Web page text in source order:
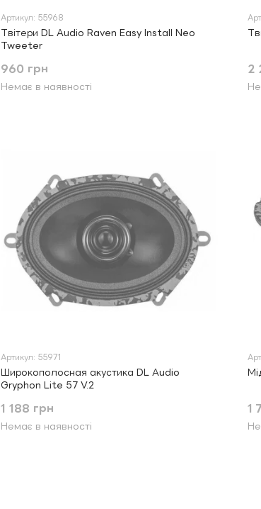
Артикул: 55968
Твітери DL Audio Raven Easy Install Neo
Tweeter
960 грн
Немає в наявності
2
Артикул: 55971
Широкополосная акустика DL Audio
Gryphon Lite 57 V.2
1 188 грн
Немає в наявності
1